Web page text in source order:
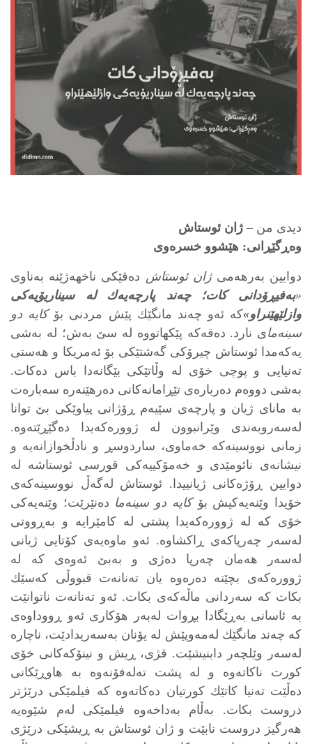
دیدی من – ژان ئوستاش
وه‌ڕگێڕانی: هێشوو خسره‌وی
دوایین به‌رهه‌میژان ئوستاش ده‌قێكی ناخهه‌ژێنه‌‌ به‌ناوی
«به‌فیڕۆدانی كات؛ چه‌ند پارچه‌یه‌ك له‌ سیناریۆیه‌كی
وازلێهێنراو»كه‌ ئه‌و چه‌ند مانگێك پێش مردنی بۆكایه‌ دو
سینه‌مای نارد. ده‌قه‌كه‌ پێكهاتووه‌ له‌ سێ به‌ش؛ له‌ به‌شی
یه‌كه‌مدا ئوستاش چیرۆكی گه‌شتێكی بۆ ئه‌مریكا و هه‌ستی
ته‌نیایی و پوچی خۆی له‌ وڵاتێكی بێگانه‌دا باس ده‌كات.
به‌شی دووه‌م ده‌رباره‌ی‌ تێڕامانه‌كانی ده‌رهێنه‌ره‌ سه‌باره‌ت
به‌ مانای ژیان و پارچه‌ی سێیه‌م ڕۆژانی پیاوێكی بێ توانا
له‌سه‌روبه‌ندی وێرانبوون له‌ ژووره‌كه‌یدا ده‌گێڕێته‌وه‌.
زمانی نووسینه‌كه‌ خه‌ماوی، ساردوسڕ و نادڵخوازانه‌یه‌‌ و
نیشانه‌ی نائومێدی و خه‌مۆكییه‌كی قورسی ئوستاشه‌ له‌
دوایین ڕۆژه‌كانی ژیانییدا. ئوستاش له‌گه‌ڵ نووسینه‌كه‌ی
خۆیدا وێنه‌یه‌كیش بۆكایه‌ دو سینه‌ما ده‌نێرێت؛ وێنه‌یه‌كی
خۆی كه‌ له‌ ژووره‌كه‌یدا پشتی له‌ كامێرایه‌ و به‌ڕووتی
له‌سه‌ر چه‌رپاكه‌ی ڕاكشاوه‌. ئه‌و ماوه‌یه‌ی كۆتایی ژیانی
له‌سه‌ر هه‌مان چه‌رپا ده‌ژی و به‌بێ ئه‌وه‌ی كه‌ له‌
ژووره‌كه‌ی بچێته‌ ده‌ره‌وه‌ یان ته‌نانه‌ت قبووڵی كه‌سێك
بكات كه‌ سه‌ردانی ماڵه‌كه‌ی بكات. ئه‌و ته‌نانه‌ت ناتوانێت
به‌ ئاسانی به‌ڕێگادا بڕوات له‌به‌ر هۆكاری ئه‌و ڕووداوه‌ی
كه‌ چه‌ند مانگێك له‌مه‌وپێش له‌ یۆنان به‌سه‌ریدادێت، ناچاره‌
له‌سه‌ر وێلچه‌ر دابنیشێت. قژی، ڕیش و نینۆكه‌كانی خۆی
كورت ناكاته‌وه‌ و له‌ پشت ته‌له‌فۆنه‌وه‌ به‌ هاوڕێكانی
ده‌ڵێت ته‌نیا كاتێك كورتیان ده‌كاته‌وه‌ كه‌ فیلمێكی درێژتر
دروست بكات. به‌ڵام به‌داخه‌وه‌ فیلمێكی له‌م شێوه‌یه‌
هه‌رگیز دروست نابێت و ژان ئوستاش به‌ ڕیشێكی درێژی